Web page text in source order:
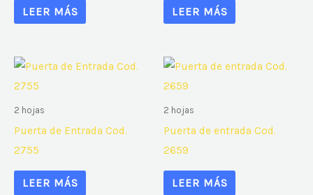
LEER MÁS LEER MÁS
2 hojas
Puerta de Entrada Cod.
2755
LEER MÁS
2 hojas
Puerta de entrada Cod.
2659
LEER MÁS